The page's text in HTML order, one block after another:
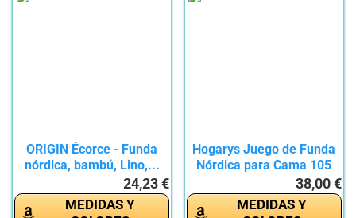
ORIGIN Écorce - Funda
nórdica, bambú, Lino,...
24,23 €
MEDIDAS Y
Hogarys Juego de Funda
Nórdica para Cama 105
38,00 €
MEDIDAS Y